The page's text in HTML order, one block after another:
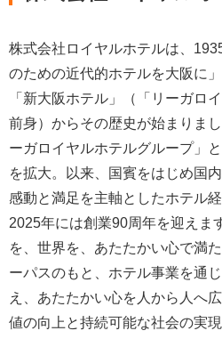
株式会社ロイヤルホテルは、
のための近代的ホテルを大阪に
「新大阪ホテル」（「リーガロ
前身）からその歴史が始まりま
ーガロイヤルホテルグループ」
を拡大。以来、国賓をはじめ国
感動と満足を主軸としたホテル
2025年には創業90周年を迎えま
を、世界を、あたたかい心で満
ーパスのもと、ホテル事業を通
え、あたたかい心を人から人へ
値の向上と持続可能な社会の実